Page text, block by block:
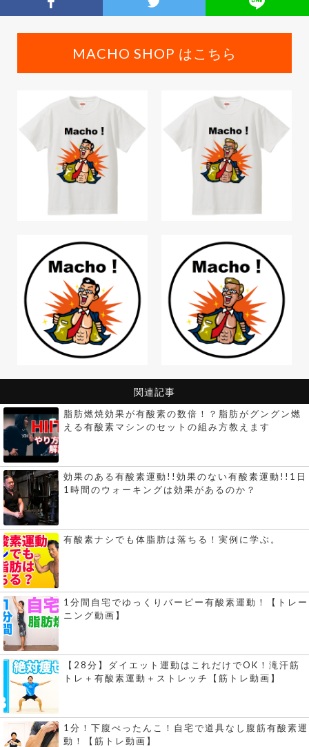
MACHO SHOP はこちら
関連記事
脂肪燃焼効果が有酸素の数倍！？脂肪がグングン燃
える有酸素マシンのセットの組み方教えます
効果のある有酸素運動!!効果のない有酸素運動!!1日
1時間のウォーキングは効果があるのか？
有酸素ナシでも体脂肪は落ちる！実例に学ぶ。
1分間自宅でゆっくりバーピー有酸素運動！【トレー
ニング動画】
【28分】ダイエット運動はこれだけでOK！滝汗筋
トレ＋有酸素運動＋ストレッチ【筋トレ動画】
1分！下腹ぺったんこ！自宅で道具なし腹筋有酸素運
動！【筋トレ動画】